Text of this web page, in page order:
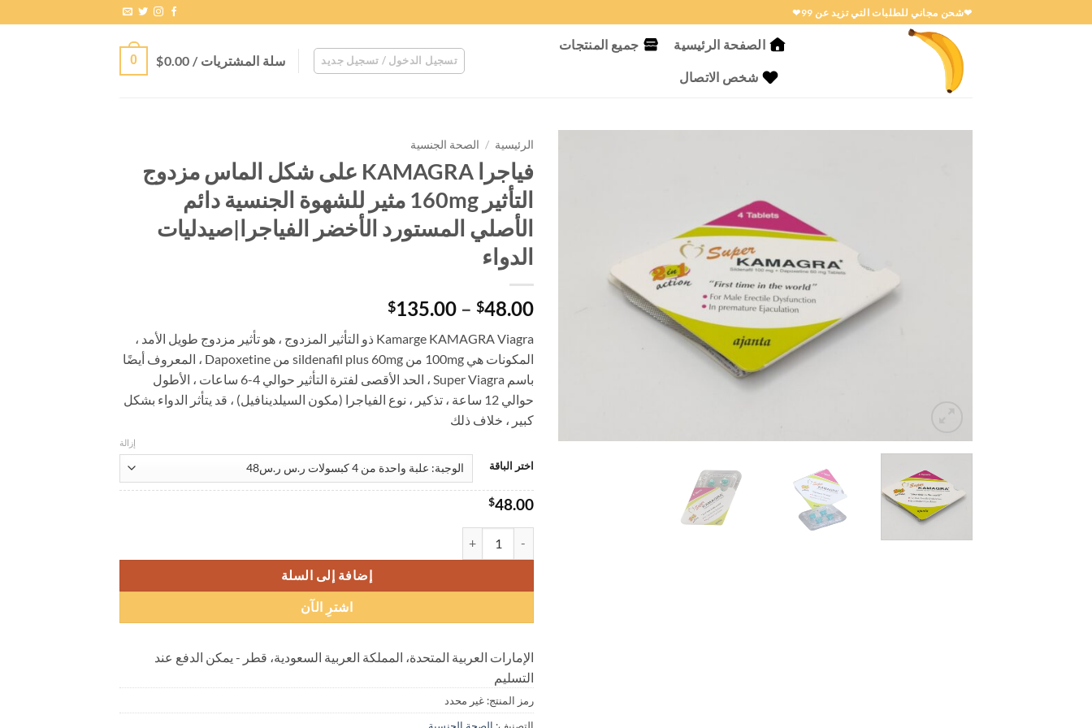
للمحتوى
❤شحن مجاني للطلبات التي تزيد عن 99❤
الصفحة الرئيسية جميع المنتجات
شخص الاتصال
تسجيل الدخول / تسجيل جديد سلة المشتريات / $0.00
0
الرئيسية / الصحة الجنسية
فياجرا KAMAGRA على شكل الماس مزدوج
التأثير 160mg مثير للشهوة الجنسية دائم
الأصلي المستورد الأخضر الفياجرا|صيدليات
الدواء
$48.00
–
$135.00 نطاق
السعر:
من
خلال
Kamarge KAMAGRA Viagra ذو التأثير المزدوج ، هو تأثير مزدوج طويل الأمد ،
المكونات هي 100mg من sildenafil plus 60mg من Dapoxetine ، المعروف أيضًا
باسم Super Viagra ، الحد الأقصى لفترة التأثير حوالي 4-6 ساعات ، الأطول
حوالي 12 ساعة ، تذكير ، نوع الفياجرا (مكون السيلدينافيل) ، قد يتأثر الدواء بشكل
كبير ، خلاف ذلك
اختر الباقة
إزالة
$48.00
إضافة إلى السلة
اشترِ الآن
الإمارات العربية المتحدة، المملكة العربية السعودية، قطر - يمكن الدفع عند
التسليم
رمز المنتج: غير محدد
التصنيف: الصحة الجنسية